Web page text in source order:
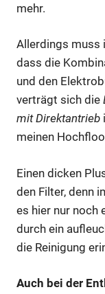
mehr.
Allerdings muss
dass die
und den
verträgt sich die
mit Direktantrieb
meinen
Einen dicken
den Filter, denn
es hier nur noch
durch ein
die Reinigung
Auch bei der